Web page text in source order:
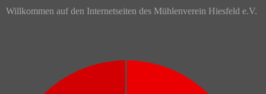
Willkommen auf den Internetseiten des Mühlenverein Hiesfeld e.V.